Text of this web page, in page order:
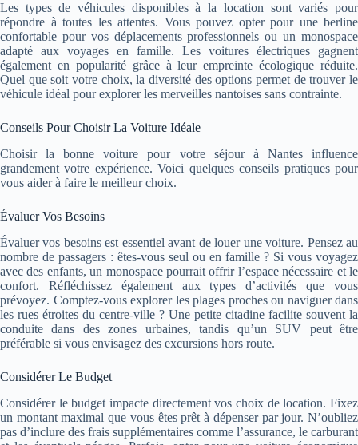
Les types de véhicules disponibles à la location sont variés pour
répondre à toutes les attentes. Vous pouvez opter pour une berline
confortable pour vos déplacements professionnels ou un monospace
adapté aux voyages en famille. Les voitures électriques gagnent
également en popularité grâce à leur empreinte écologique réduite.
Quel que soit votre choix, la diversité des options permet de trouver le
véhicule idéal pour explorer les merveilles nantoises sans contrainte.
Conseils Pour Choisir La Voiture Idéale
Choisir la bonne voiture pour votre séjour à Nantes influence
grandement votre expérience. Voici quelques conseils pratiques pour
vous aider à faire le meilleur choix.
Évaluer Vos Besoins
Évaluer vos besoins est essentiel avant de louer une voiture. Pensez au
nombre de passagers : êtes-vous seul ou en famille ? Si vous voyagez
avec des enfants, un monospace pourrait offrir l’espace nécessaire et le
confort. Réfléchissez également aux types d’activités que vous
prévoyez. Comptez-vous explorer les plages proches ou naviguer dans
les rues étroites du centre-ville ? Une petite citadine facilite souvent la
conduite dans des zones urbaines, tandis qu’un SUV peut être
préférable si vous envisagez des excursions hors route.
Considérer Le Budget
Considérer le budget impacte directement vos choix de location. Fixez
un montant maximal que vous êtes prêt à dépenser par jour. N’oubliez
pas d’inclure des frais supplémentaires comme l’assurance, le carburant